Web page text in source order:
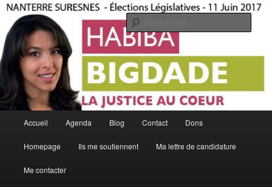
Aller
contenu
principalHabiba Bigdade
La Justice Au Coeur
principal
Accueil Agenda Blog Contact Dons
Homepage Ils me soutiennent Ma lettre de candidature
Me contacter